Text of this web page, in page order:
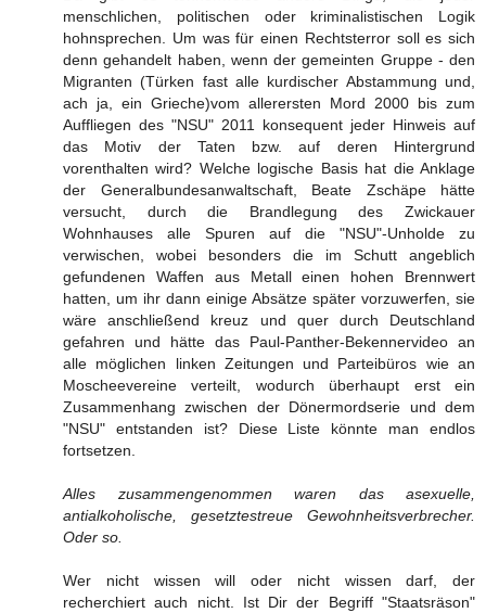
menschlichen, politischen oder kriminalistischen Logik
hohnsprechen. Um was für einen Rechtsterror soll es sich
denn gehandelt haben, wenn der gemeinten Gruppe - den
Migranten (Türken fast alle kurdischer Abstammung und,
ach ja, ein Grieche)vom allerersten Mord 2000 bis zum
Auffliegen des "NSU" 2011 konsequent jeder Hinweis auf
das Motiv der Taten bzw. auf deren Hintergrund
vorenthalten wird? Welche logische Basis hat die Anklage
der Generalbundesanwaltschaft, Beate Zschäpe hätte
versucht, durch die Brandlegung des Zwickauer
Wohnhauses alle Spuren auf die "NSU"-Unholde zu
verwischen, wobei besonders die im Schutt angeblich
gefundenen Waffen aus Metall einen hohen Brennwert
hatten, um ihr dann einige Absätze später vorzuwerfen, sie
wäre anschließend kreuz und quer durch Deutschland
gefahren und hätte das Paul-Panther-Bekennervideo an
alle möglichen linken Zeitungen und Parteibüros wie an
Moscheevereine verteilt, wodurch überhaupt erst ein
Zusammenhang zwischen der Dönermordserie und dem
"NSU" entstanden ist? Diese Liste könnte man endlos
fortsetzen.
Alles zusammengenommen waren das asexuelle,
antialkoholische, gesetztestreue Gewohnheitsverbrecher.
Oder so.
Wer nicht wissen will oder nicht wissen darf, der
recherchiert auch nicht. Ist Dir der Begriff "Staatsräson"